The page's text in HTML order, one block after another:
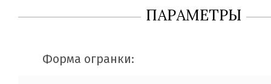
ПАРАМЕТРЫ
Форма огранки: